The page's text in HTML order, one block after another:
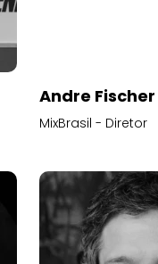
Andre Fischer
MixBrasil - Diretor